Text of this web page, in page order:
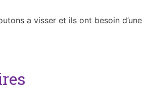
a visser et ils ont besoin d’une